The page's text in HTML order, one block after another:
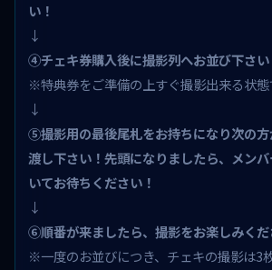
い！
↓
④チェキ券購入後に撮影列へお並び下さい
※特典券をご準備の上すぐ撮影出来る状態
↓
⑤撮影用の最後尾札をお持ちになり次の
渡し下さい！先頭になりましたら、メン
いてお待ちください！
↓
⑥順番が来ましたら、撮影をお楽しみくだ
※一度のお並びにつき、チェキの撮影は3